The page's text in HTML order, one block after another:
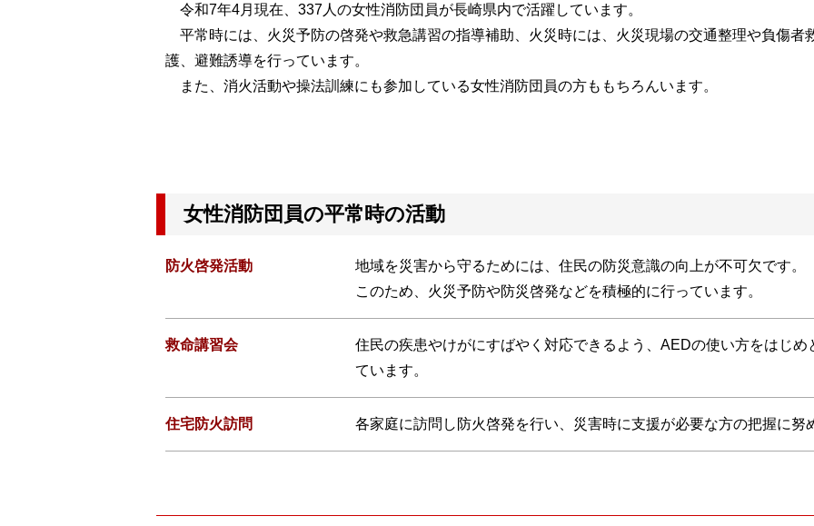
令和7年4月現在、337人の女性消防団員が長崎県内で活躍しています。
平常時には、火災予防の啓発や救急講習の指導補助、火災時には、火災現場の交通整理や負傷者
護、避難誘導を行っています。
また、消火活動や操法訓練にも参加している女性消防団員の方ももちろんいます。
女性消防団員の平常時の活動
防火啓発活動
地域を災害から守るためには、住民の防災意識の向上が不可欠です。
このため、火災予防や防災啓発などを積極的に行っています。
救命講習会
住民の疾患やけがにすばやく対応できるよう、AEDの使い方をはじ
ています。
住宅防火訪問 各家庭に訪問し防火啓発を行い、災害時に支援が必要な方の把握に努